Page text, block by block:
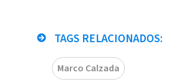
TAGS RELACIONADOS:
Marco Calzada